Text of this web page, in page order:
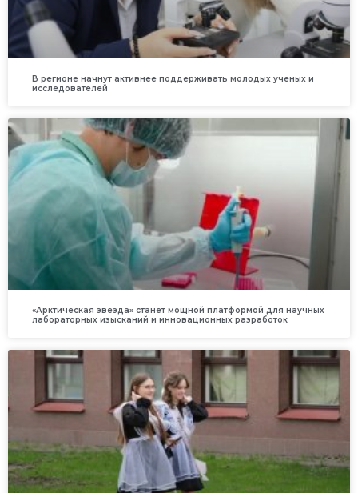
В регионе начнут активнее поддерживать молодых ученых и
исследователей
«Арктическая звезда» станет мощной платформой для научных
лабораторных изысканий и инновационных разработок